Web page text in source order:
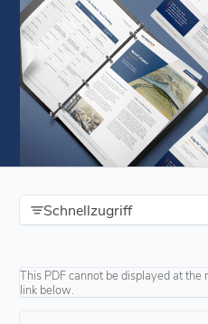
Schnellzugriff
This PDF cannot be displayed at
link below.